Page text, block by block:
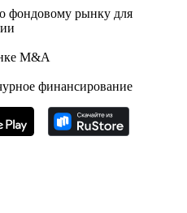
фондовому рынку для
M&A
финансирование